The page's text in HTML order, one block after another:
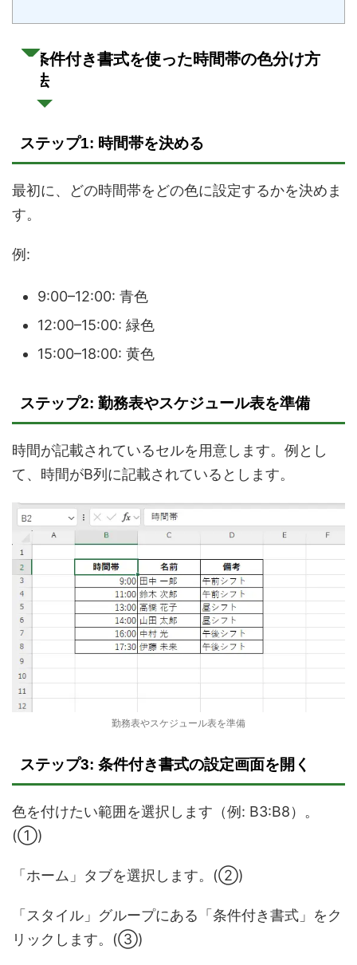
条件付き書式を使った時間帯の色分け方
法
ステップ1: 時間帯を決める
最初に、どの時間帯をどの色に設定するかを決めま
す。
例:
9:00–12:00: 青色
12:00–15:00: 緑色
15:00–18:00: 黄色
ステップ2: 勤務表やスケジュール表を準備
時間が記載されているセルを用意します。例とし
て、時間がB列に記載されているとします。
勤務表やスケジュール表を準備
ステップ3: 条件付き書式の設定画面を開く
色を付けたい範囲を選択します（例: B3:B8）。
(①)
「ホーム」タブを選択します。(②)
「スタイル」グループにある「条件付き書式」をク
リックします。(③)